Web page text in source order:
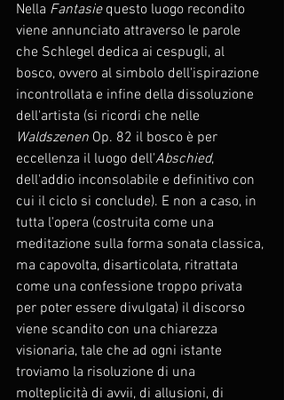
Nella Fantasie questo luogo recondito
viene annunciato attraverso le parole
che Schlegel dedica ai cespugli, al
bosco, ovvero al simbolo dell'ispirazione
incontrollata e infine della dissoluzione
dell'artista (si ricordi che nelle
Waldszenen Op. 82 il bosco è per
eccellenza il luogo dell'Abschied,
dell'addio inconsolabile e definitivo con
cui il ciclo si conclude). E non a caso, in
tutta l'opera (costruita come una
meditazione sulla forma sonata classica,
ma capovolta, disarticolata, ritrattata
come una confessione troppo privata
per poter essere divulgata) il discorso
viene scandito con una chiarezza
visionaria, tale che ad ogni istante
troviamo la risoluzione di una
molteplicità di avvii, di allusioni, di